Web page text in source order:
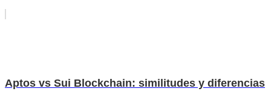
Aptos vs Sui Blockchain: similitudes y diferencias